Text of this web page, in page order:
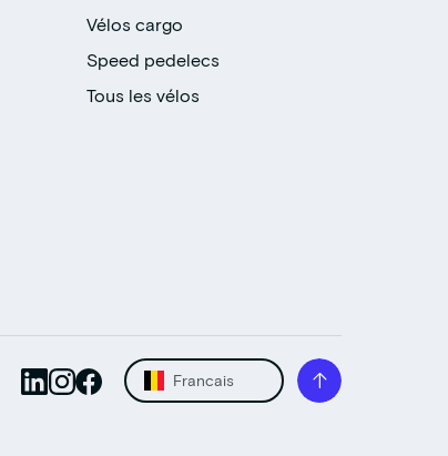
Vélos cargo
Speed pedelecs
Tous les vélos
Francais